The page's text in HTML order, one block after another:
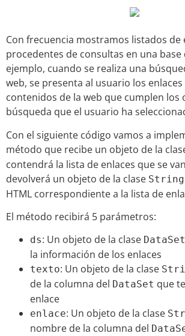
Con frecuencia mostramos listados de
procedentes de consultas en una base
ejemplo, cuando se realiza una
web, se presenta al usuario los enlaces
contenidos de la web que cumplen los
búsqueda que el usuario ha
Con el siguiente código vamos a
método que recibe un objeto de la
contendrá la lista de enlaces que se
devolverá un objeto de la clase String
HTML correspondiente a la lista de
El método recibirá 5 parámetros:
ds: Un objeto de la clase DataSet
la información de los enlaces
texto: Un objeto de la clase
de la columna del DataSet que
enlace
enlace: Un objeto de la clase
nombre de la columna del